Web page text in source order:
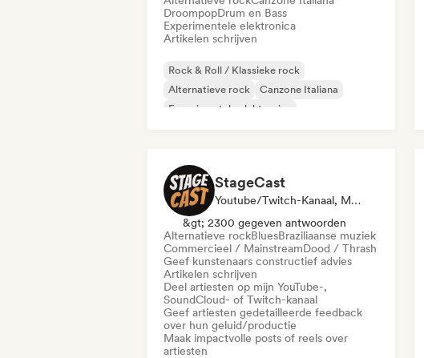
DroompopDrum en Bass
Experimentele elektronica
Artikelen schrijven
Rock & Roll / Klassieke rock
Alternatieve rock
Canzone Italiana
Experimentele elektronica
StageCast
Youtube/Twitch-Kanaal, Media Outlet/Journalist, Mentor, Sociale Media Beïnvloeder, Geluidsexpert
&gt; 2300 gegeven antwoorden
Alternatieve rockBluesBraziliaanse muziek
Commercieel / MainstreamDood / Thrash
Geef kunstenaars constructief advies
Artikelen schrijven
Deel artiesten op mijn YouTube-,
SoundCloud- of Twitch-kanaal
Geef artiesten gedetailleerde feedback
over hun geluid/productie
Maak impactvolle posts of reels over
artiesten